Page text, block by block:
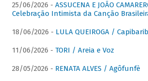
25/06/2026 - ASSUCENA E JOÃO
Celebração Intimista da Canção
18/06/2026 - LULA QUEIROGA /
11/06/2026 - TORI / Areia e Voz
28/05/2026 - RENATA ALVES / Agôfunfè